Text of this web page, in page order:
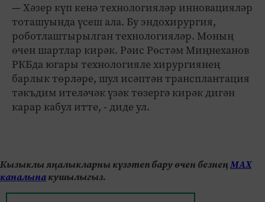
— Хәзер күп кенә технологияләр инновацияләр
тоташуында үсеш ала. Бу эндохирургия,
роботлаштырылган технологияләр. Моның
өчен шартлар кирәк. Рәис Рөстәм Миңнеханов
РКБда югары технологияле хирургиянең
барлык төрләре, шул исәптән трансплантация
тәкъдим ителәчәк үзәк төзергә кирәк дигән
карар кабул итте, - диде ул.
Кызыклы яңалыкларны күзәтеп бару өчен безнеңМАХ
каналынакушылыгыз.